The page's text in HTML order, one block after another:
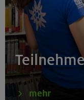
24.-28.08.26
Südlicher
mehr